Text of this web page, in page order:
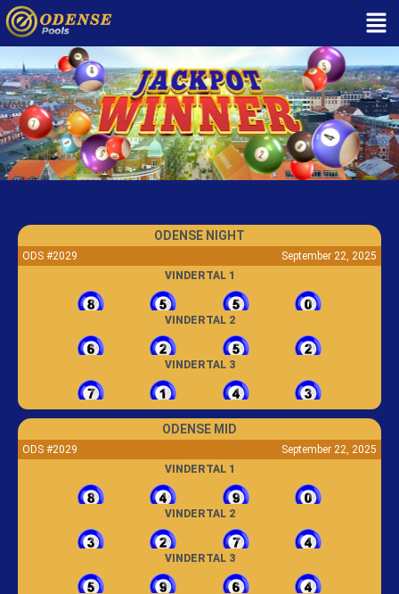
ODENSE NIGHT
ODS #2029
September 22, 2025
VINDERTAL 1
VINDERTAL 2
VINDERTAL 3
ODENSE MID
ODS #2029
September 22, 2025
VINDERTAL 1
VINDERTAL 2
VINDERTAL 3